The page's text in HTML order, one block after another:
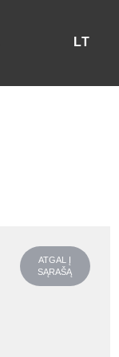
LT
ATGAL Į
SĄRAŠĄ